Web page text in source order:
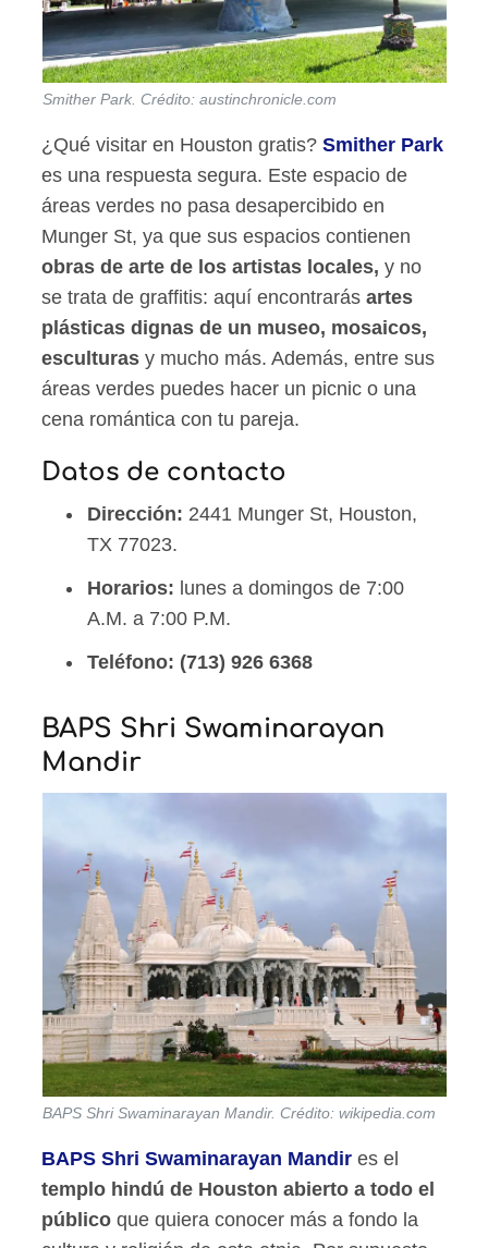
Smither Park. Crédito: austinchronicle.com
¿Qué visitar en Houston gratis?Smither Park
es una respuesta segura. Este espacio de
áreas verdes no pasa desapercibido en
Munger St, ya que sus espacios contienen
obras de arte de los artistas locales, y no
se trata de graffitis: aquí encontrarásartes
plásticas dignas de un museo, mosaicos,
esculturas y mucho más. Además, entre sus
áreas verdes puedes hacer un picnic o una
cena romántica con tu pareja.
Datos de contacto
Dirección: 2441 Munger St, Houston,
TX 77023.
Horarios: lunes a domingos de 7:00
A.M. a 7:00 P.M.
Teléfono: (713) 926 6368
BAPS Shri Swaminarayan
Mandir
BAPS Shri Swaminarayan Mandir. Crédito: wikipedia.com
BAPS Shri Swaminarayan Mandir es el
templo hindú de Houston abierto a todo el
públicoque quiera conocer más a fondo la